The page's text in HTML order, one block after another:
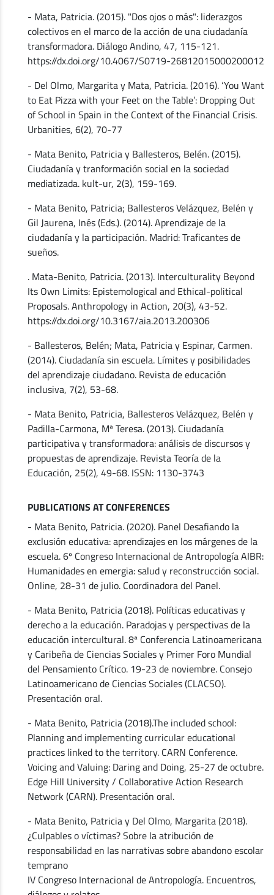
- Mata, Patricia. (2015). "Dos ojos o más": liderazgos
colectivos en el marco de la acción de una ciudadanía
transformadora. Diálogo Andino, 47, 115-121.
https://dx.doi.org/10.4067/S0719-26812015000200012
- Del Olmo, Margarita y Mata, Patricia. (2016). ‘You Want
to Eat Pizza with your Feet on the Table’: Dropping Out
of School in Spain in the Context of the Financial Crisis.
Urbanities, 6(2), 70-77
- Mata Benito, Patricia y Ballesteros, Belén. (2015).
Ciudadanía y tranformación social en la sociedad
mediatizada. kult-ur, 2(3), 159-169.
- Mata Benito, Patricia; Ballesteros Velázquez, Belén y
Gil Jaurena, Inés (Eds.). (2014). Aprendizaje de la
ciudadanía y la participación. Madrid: Traficantes de
sueños.
. Mata-Benito, Patricia. (2013). Interculturality Beyond
Its Own Limits: Epistemological and Ethical-political
Proposals. Anthropology in Action, 20(3), 43-52.
https://dx.doi.org/10.3167/aia.2013.200306
- Ballesteros, Belén; Mata, Patricia y Espinar, Carmen.
(2014). Ciudadanía sin escuela. Límites y posibilidades
del aprendizaje ciudadano. Revista de educación
inclusiva, 7(2), 53-68.
- Mata Benito, Patricia, Ballesteros Velázquez, Belén y
Padilla-Carmona, Mª Teresa. (2013). Ciudadanía
participativa y transformadora: análisis de discursos y
propuestas de aprendizaje. Revista Teoría de la
Educación, 25(2), 49-68. ISSN: 1130-3743
PUBLICATIONS AT CONFERENCES
- Mata Benito, Patricia. (2020). Panel Desafiando la
exclusión educativa: aprendizajes en los márgenes de la
escuela. 6º Congreso Internacional de Antropología AIBR:
Humanidades en emergia: salud y reconstrucción social.
Online, 28-31 de julio. Coordinadora del Panel.
- Mata Benito, Patricia (2018). Políticas educativas y
derecho a la educación. Paradojas y perspectivas de la
educación intercultural. 8ª Conferencia Latinoamericana
y Caribeña de Ciencias Sociales y Primer Foro Mundial
del Pensamiento Crítico. 19-23 de noviembre. Consejo
Latinoamericano de Ciencias Sociales (CLACSO).
Presentación oral.
- Mata Benito, Patricia (2018).The included school:
Planning and implementing curricular educational
practices linked to the territory. CARN Conference.
Voicing and Valuing: Daring and Doing, 25-27 de octubre.
Edge Hill University / Collaborative Action Research
Network (CARN). Presentación oral.
- Mata Benito, Patricia y Del Olmo, Margarita (2018).
¿Culpables o víctimas? Sobre la atribución de
responsabilidad en las narrativas sobre abandono escolar
temprano
IV Congreso Internacional de Antropología. Encuentros,